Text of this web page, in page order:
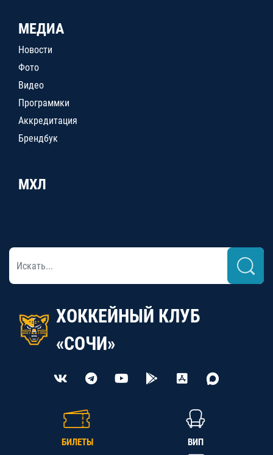
МЕДИА
Новости
Фото
Видео
Программки
Аккредитация
Брендбук
МХЛ
ХОККЕЙНЫЙ КЛУБ
«СОЧИ»
БИЛЕТЫ ВИП